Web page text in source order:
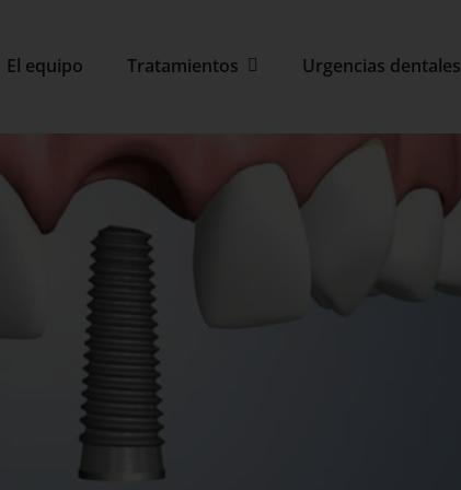
El equipo Tratamientos Urgencias dentales